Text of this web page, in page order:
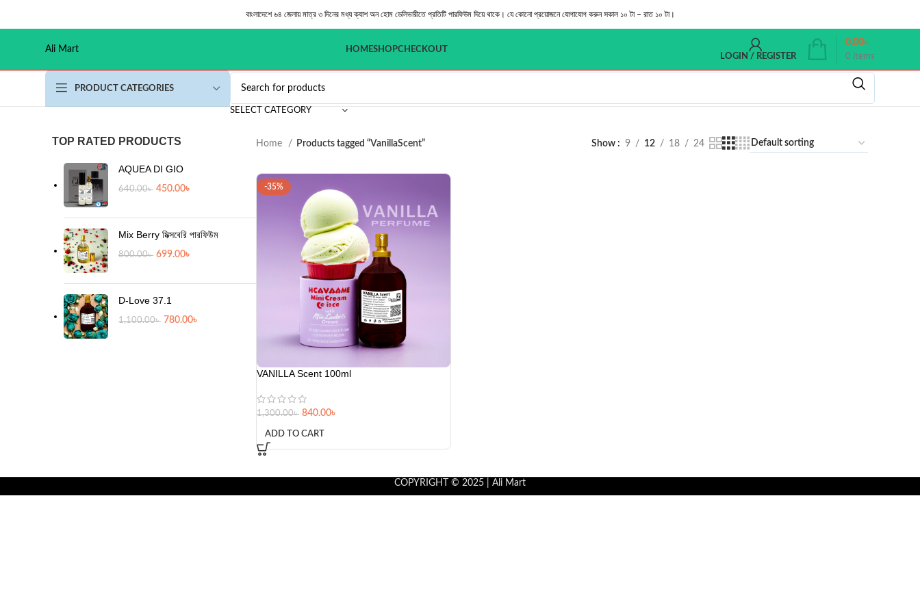
বাংলাদেশে ৬৪ জেলায় মাত্র ৩ দিনের মধ্য ক্যাশ অন হোম ডেলিভারীতে প্রতিটি পারফিউম দিয়ে থাকে। যে কোনো প্রয়োজনে যোগাযোগ করুন সকাল ১০ টা – রাত ১০ টা।
Ali Mart HOMESHOPCHECKOUT
LOGIN / REGISTER
0 items
0.00৳
PRODUCT CATEGORIES
SELECT CATEGORY
TOP RATED PRODUCTS
AQUEA DI GIO
640.00৳ 450.00৳
Mix Berry মিক্সবেরি পারফিউম
800.00৳ 699.00৳
D-Love 37.1
1,100.00৳ 780.00৳
Home Products tagged “VanillaScent” Show 9 12 18 24
-35%
VANILLA Scent 100ml
1,300.00৳ 840.00৳
ADD TO CART
COPYRIGHT © 2025 | Ali Mart